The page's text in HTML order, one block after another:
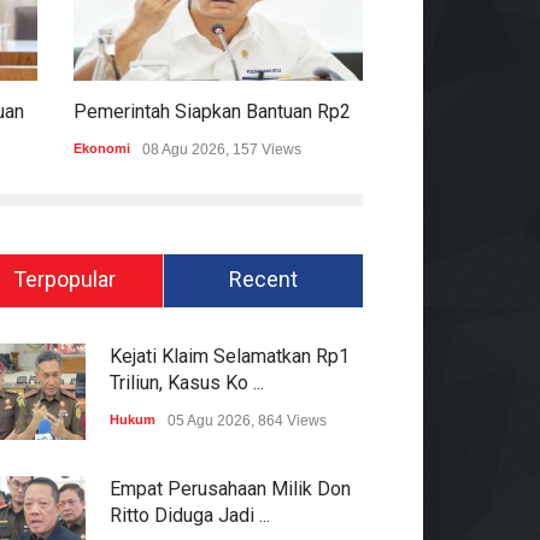
Ekonomi 08 Agu 2026, 157 Views
Terpopular Recent
Kejati Klaim Selamatkan Rp1
Triliun, Kasus Ko ...
Hukum 05 Agu 2026, 864 Views
Empat Perusahaan Milik Don
Ritto Diduga Jadi ...